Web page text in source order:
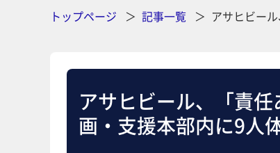
トップページ
記事一覧 アサヒビー
アサヒビール、「責
画・支援本部内に9人